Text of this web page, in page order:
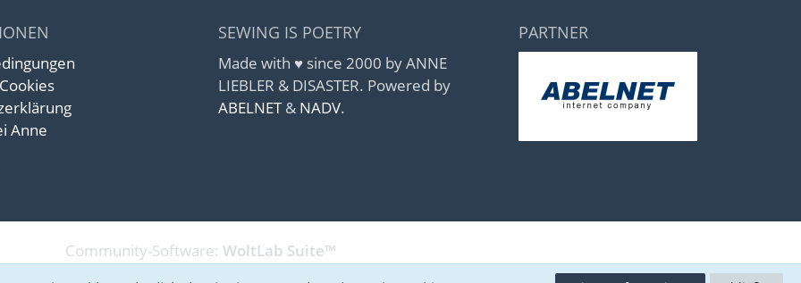
Anne
SEWING IS POETRY
Made with ♥ since 2000 by ANNE
LIEBLER & DISASTER. Powered by
ABELNET& NADV.
PARTNER
Community-Software: WoltLab Suite™